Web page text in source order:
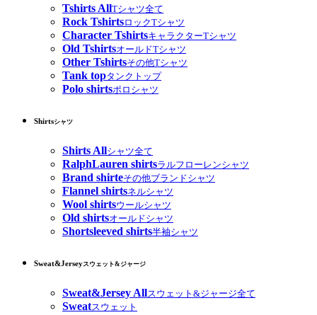
Tshirts AllTシャツ全て
Rock TshirtsロックTシャツ
Character TshirtsキャラクターTシャツ
Old TshirtsオールドTシャツ
Other Tshirtsその他Tシャツ
Tank topタンクトップ
Polo shirtsポロシャツ
Shirtsシャツ
Shirts Allシャツ全て
RalphLauren shirtsラルフローレンシャツ
Brand shirteその他ブランドシャツ
Flannel shirtsネルシャツ
Wool shirtsウールシャツ
Old shirtsオールドシャツ
Shortsleeved shirts半袖シャツ
Sweat&Jerseyスウェット&ジャージ
Sweat&Jersey Allスウェット&ジャージ全て
Sweatスウェット